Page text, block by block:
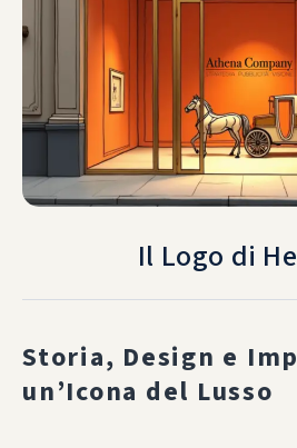
Il Logo di
Storia, Design e
un’Icona del Lusso